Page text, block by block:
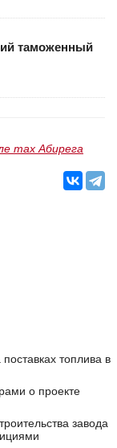
таможенный
max Абирега
топлива в
о проекте
завода